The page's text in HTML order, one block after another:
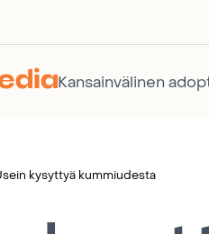
Kansainvälinen
kysyttyä kummiudesta